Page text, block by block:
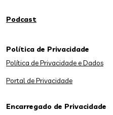
Podcast
Política de Privacidade
Política de Privacidade e Dados
Portal de Privacidade
Encarregado de Privacidade